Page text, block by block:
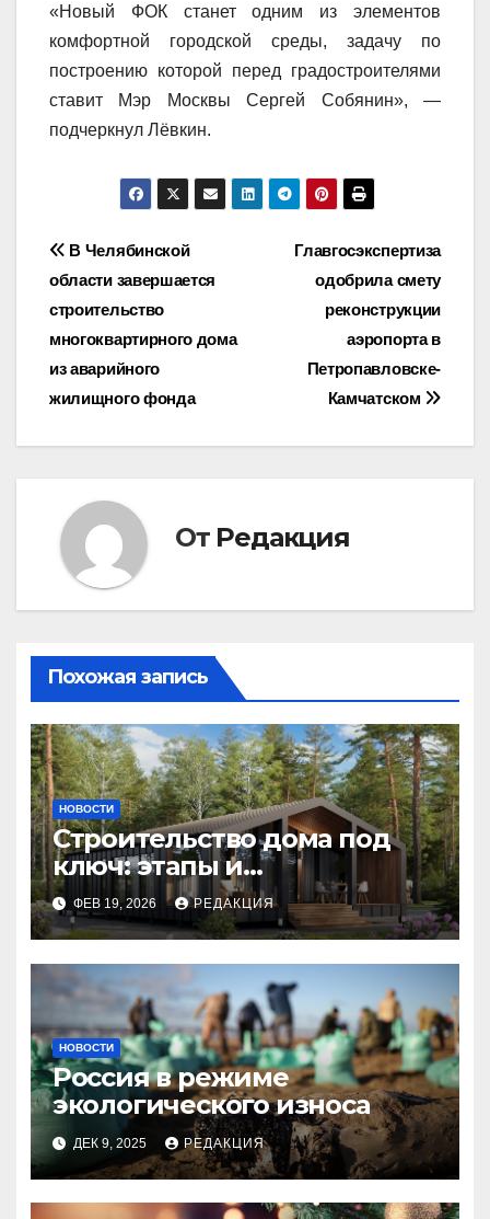
«Новый ФОК станет одним из элементов
комфортной городской среды, задачу по
построению которой перед градостроителями
ставит Мэр Москвы Сергей Собянин», —
подчеркнул Лёвкин.
Навигация
по
записям
Главгосэкспертиза
одобрила смету
реконструкции
аэропорта в
Петропавловске-
Камчатском
В Челябинской
области завершается
строительство
многоквартирного дома
из аварийного
жилищного фонда
От Редакция
Похожая запись
НОВОСТИ
Строительство дома под
ключ: этапы и
планирование бюджета
ФЕВ 19, 2026 РЕДАКЦИЯ
НОВОСТИ
Россия в режиме
экологического износа
ДЕК 9, 2025 РЕДАКЦИЯ